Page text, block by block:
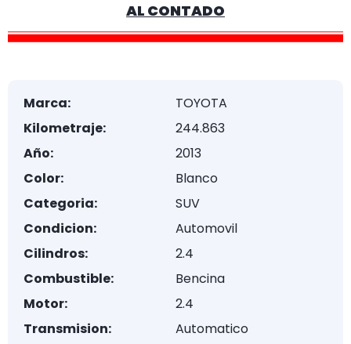
AL CONTADO
Marca:
TOYOTA
Kilometraje:
244.863
Año:
2013
Color:
Blanco
Categoria:
SUV
Condicion:
Automovil
Cilindros:
2.4
Combustible:
Bencina
Motor:
2.4
Transmision:
Automatico